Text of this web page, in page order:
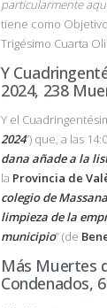
particularmente
tiene como
Trigésimo Cuarta
Y
2024, 238
Y el
2024”) que, a las
dana añade a la
la Provincia de
colegio de
limpieza de la
municipio” (de
Más Muertes
Condenados,